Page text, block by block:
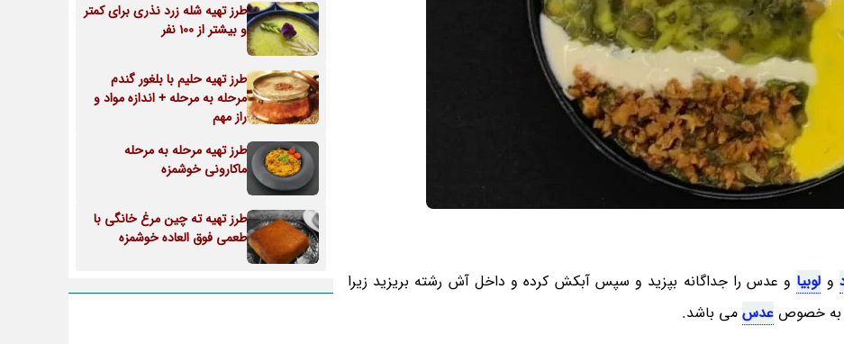
و لوبیا و عدس را جداگانه بپزید و سپس آبکش کرده و داخل آش رشته بریزید زیرا
به خصوص عدس می باشد.
طرز تهیه شله زرد نذری برای کمتر
و بیشتر از 100 نفر
طرز تهیه حلیم با بلغور گندم
مرحله به مرحله + اندازه مواد و
راز مهم
طرز تهیه مرحله به مرحله
ماکارونی خوشمزه
طرز تهیه ته چین مرغ خانگی با
طعمی فوق العاده خوشمزه